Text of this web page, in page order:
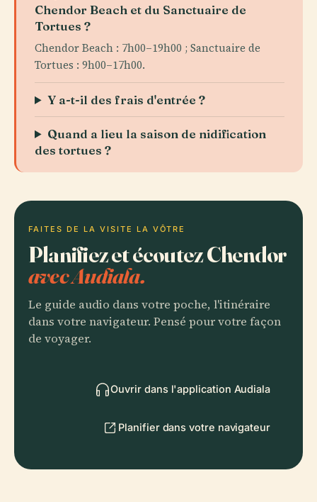
Chendor Beach et du Sanctuaire de
Tortues ?
Chendor Beach : 7h00–19h00 ; Sanctuaire de
Tortues : 9h00–17h00.
Y a-t-il des frais d'entrée ?
Quand a lieu la saison de nidification
des tortues ?
FAITES DE LA VISITE LA VÔTRE
Planifiez et écoutez Chendor
avec Audiala.
Le guide audio dans votre poche, l'itinéraire
dans votre navigateur. Pensé pour votre façon
de voyager.
Ouvrir dans l'application Audiala
Planifier dans votre navigateur